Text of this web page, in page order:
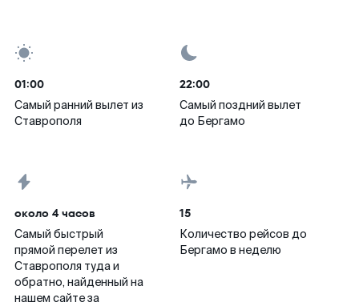
01:00
Самый ранний вылет из
Ставрополя
22:00
Самый поздний вылет
до Бергамо
около 4 часов
Самый быстрый
прямой перелет из
Ставрополя туда и
обратно, найденный на
нашем сайте за
15
Количество рейсов до
Бергамо в неделю